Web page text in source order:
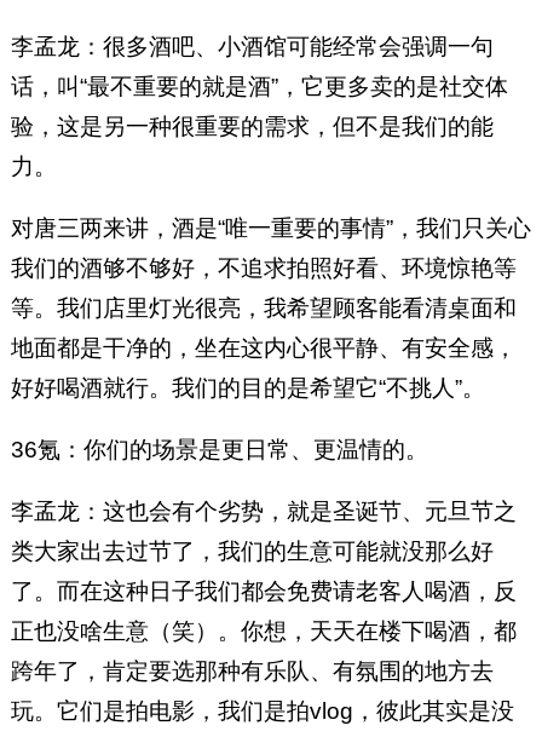
李孟龙：很多酒吧、小酒馆可能经常会强调一句
话，叫“最不重要的就是酒”，它更多卖的是社交体
验，这是另一种很重要的需求，但不是我们的能
力。
对唐三两来讲，酒是“唯一重要的事情”，我们只关心
我们的酒够不够好，不追求拍照好看、环境惊艳等
等。我们店里灯光很亮，我希望顾客能看清桌面和
地面都是干净的，坐在这内心很平静、有安全感，
好好喝酒就行。我们的目的是希望它“不挑人”。
36氪：你们的场景是更日常、更温情的。
李孟龙：这也会有个劣势，就是圣诞节、元旦节之
类大家出去过节了，我们的生意可能就没那么好
了。而在这种日子我们都会免费请老客人喝酒，反
正也没啥生意（笑）。你想，天天在楼下喝酒，都
跨年了，肯定要选那种有乐队、有氛围的地方去
玩。它们是拍电影，我们是拍vlog，彼此其实是没